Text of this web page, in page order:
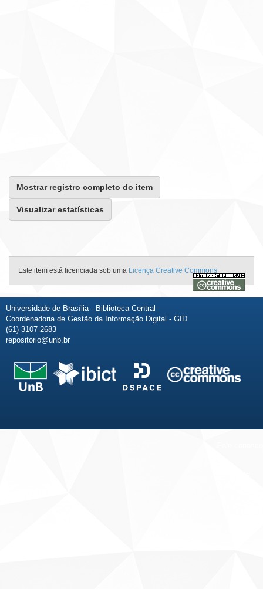
Mostrar registro completo do item
Visualizar estatísticas
Este item está licenciada sob uma Licença Creative Commons
Universidade de Brasília - Biblioteca Central
Coordenadoria de Gestão da Informação Digital - GID
(61) 3107-2683
repositorio@unb.br